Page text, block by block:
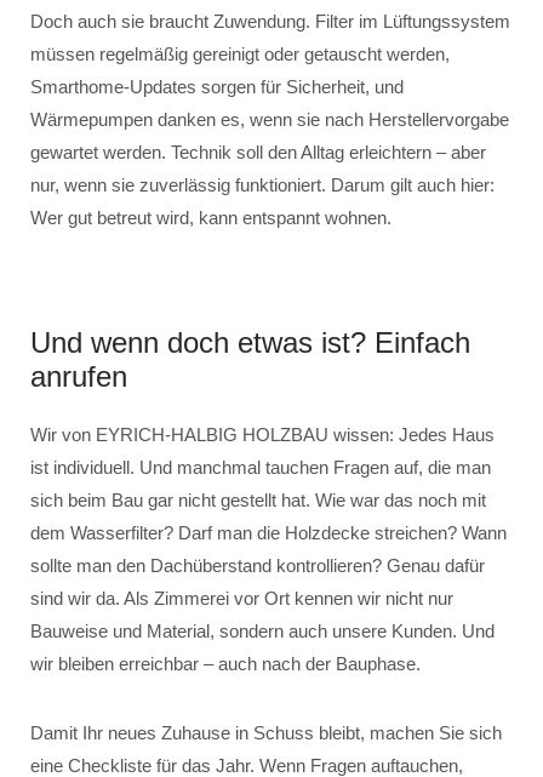
Doch auch sie braucht Zuwendung. Filter im Lüftungssystem
müssen regelmäßig gereinigt oder getauscht werden,
Smarthome-Updates sorgen für Sicherheit, und
Wärmepumpen danken es, wenn sie nach Herstellervorgabe
gewartet werden. Technik soll den Alltag erleichtern – aber
nur, wenn sie zuverlässig funktioniert. Darum gilt auch hier:
Wer gut betreut wird, kann entspannt wohnen.
Und wenn doch etwas ist? Einfach
anrufen
Wir von EYRICH-HALBIG HOLZBAU wissen: Jedes Haus
ist individuell. Und manchmal tauchen Fragen auf, die man
sich beim Bau gar nicht gestellt hat. Wie war das noch mit
dem Wasserfilter? Darf man die Holzdecke streichen? Wann
sollte man den Dachüberstand kontrollieren? Genau dafür
sind wir da. Als Zimmerei vor Ort kennen wir nicht nur
Bauweise und Material, sondern auch unsere Kunden. Und
wir bleiben erreichbar – auch nach der Bauphase.
Damit Ihr neues Zuhause in Schuss bleibt, machen Sie sich
eine Checkliste für das Jahr. Wenn Fragen auftauchen,